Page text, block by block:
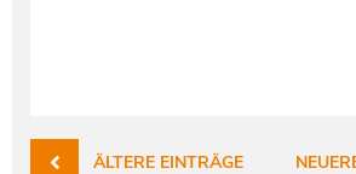
ÄLTERE EINTRÄGE